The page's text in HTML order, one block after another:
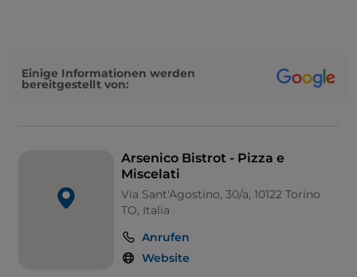
Einige Informationen werden
bereitgestellt von:
Arsenico Bistrot - Pizza e
Miscelati
Via Sant'Agostino, 30/a, 10122 Torino
TO, Italia
Anrufen
Website